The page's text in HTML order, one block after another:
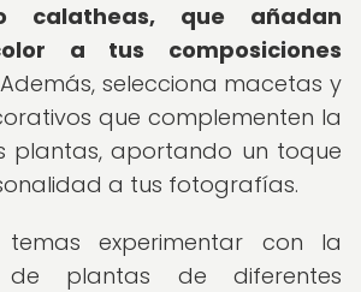
calatheas, que añadan
a tus composiciones
Además, selecciona macetas y
que complementen la
plantas, aportando un toque
a tus fotografías.
temas experimentar con la
de plantas de diferentes